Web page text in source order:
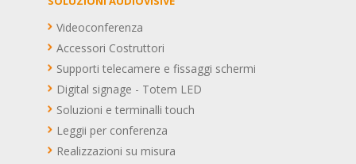
Videoconferenza
Accessori Costruttori
Supporti telecamere e fissaggi schermi
Digital signage - Totem LED
Soluzioni e terminalli touch
Leggii per conferenza
Realizzazioni su misura